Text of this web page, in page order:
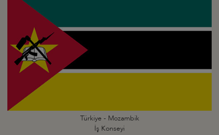
Türkiye - Mozambik
İş Konseyi